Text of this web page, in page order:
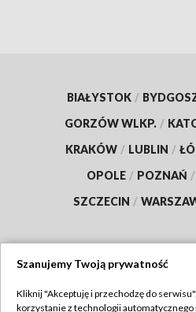
BIAŁYSTOK /
GORZÓW WLKP. /
KRAKÓW / LUBLIN /
OPOLE / POZNAŃ /
SZCZECIN /
Szanujemy Twoją prywatność
Kliknij "Akceptuję i przechodzę do
korzystanie z technologii automatycznego